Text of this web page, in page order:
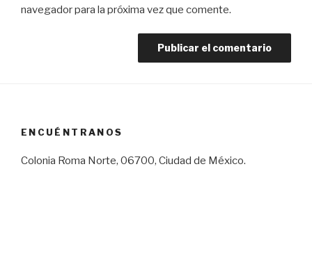
navegador para la próxima vez que comente.
ENCUÉNTRANOS
Colonia Roma Norte, 06700, Ciudad de México.